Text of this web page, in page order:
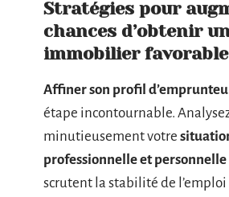
Stratégies pour
chances d’obtenir
immobilier favorable
Affiner son profil
étape incontournable.
minutieusement votre
professionnelle et personnelle
scrutent la stabilité de